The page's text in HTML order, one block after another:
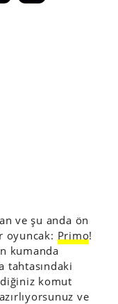
ve şu anda ön
oyuncak: Primo!
kumanda
tahtasındaki
komut
ve